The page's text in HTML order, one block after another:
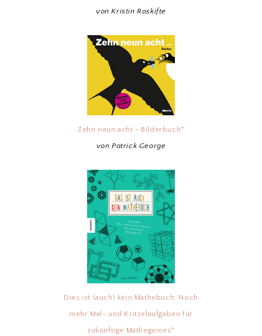
von Kristin Roskifte
Zehn neun acht - Bilderbuch*
von Patrick George
Dies ist (auch) kein Mathebuch: Noch
mehr Mal- und Kritzelaufgaben für
zukünftige Mathegenies*